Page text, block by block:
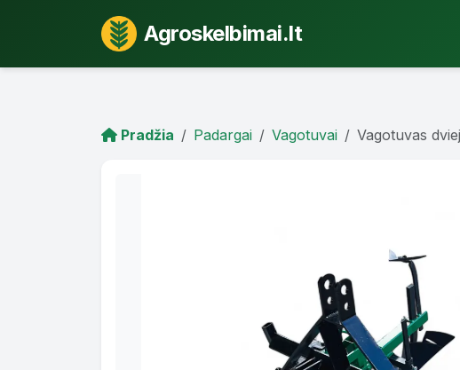
Agroskelbimai.lt
Pradžia Padargai Vagotuvai Vagotuvas